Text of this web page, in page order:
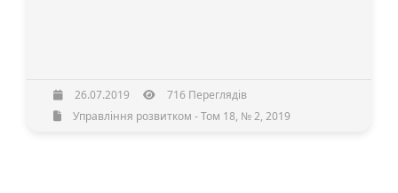
26.07.2019
716 Переглядів
Управління розвитком - Том 18, № 2, 2019